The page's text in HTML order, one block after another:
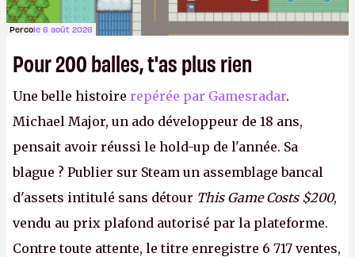
Percole 6 août 2026
Pour 200 balles, t'as plus rien
Une belle histoire repérée par Gamesradar.
Michael Major, un ado développeur de 18 ans,
pensait avoir réussi le hold-up de l'année. Sa
blague ? Publier sur Steam un assemblage bancal
d'assets intitulé sans détour This Game Costs $200,
vendu au prix plafond autorisé par la plateforme.
Contre toute attente, le titre enregistre 6 717 ventes,